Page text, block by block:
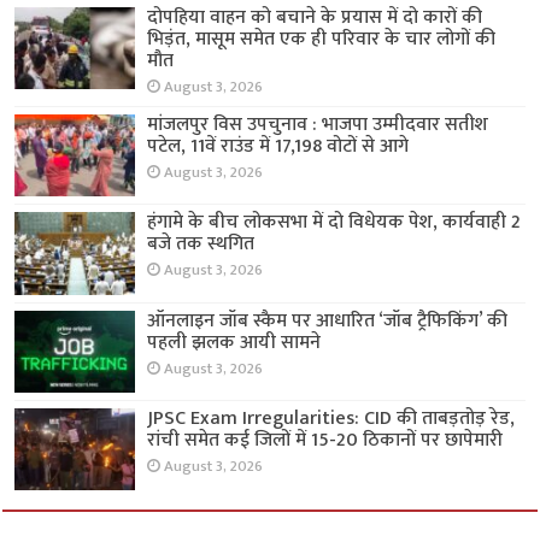
दोपहिया वाहन को बचाने के प्रयास में दो कारों की
भिड़ंत, मासूम समेत एक ही परिवार के चार लोगों की
मौत
August 3, 2026
मांजलपुर विस उपचुनाव : भाजपा उम्मीदवार सतीश
पटेल, 11वें राउंड में 17,198 वोटों से आगे
August 3, 2026
हंगामे के बीच लोकसभा में दो विधेयक पेश, कार्यवाही 2
बजे तक स्थगित
August 3, 2026
ऑनलाइन जॉब स्कैम पर आधारित ‘जॉब ट्रैफिकिंग’ की
पहली झलक आयी सामने
August 3, 2026
JPSC Exam Irregularities: CID की ताबड़तोड़ रेड,
रांची समेत कई जिलों में 15-20 ठिकानों पर छापेमारी
August 3, 2026